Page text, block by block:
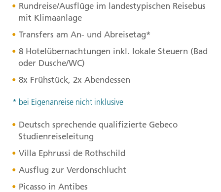
Rundreise/Ausflüge im landestypischen Reisebus
mit Klimaanlage
Transfers am An- und Abreisetag*
8 Hotelübernachtungen inkl. lokale Steuern (Bad
oder Dusche/WC)
8x Frühstück, 2x Abendessen
* bei Eigenanreise nicht inklusive
Deutsch sprechende qualifizierte Gebeco
Studienreiseleitung
Villa Ephrussi de Rothschild
Ausflug zur Verdonschlucht
Picasso in Antibes